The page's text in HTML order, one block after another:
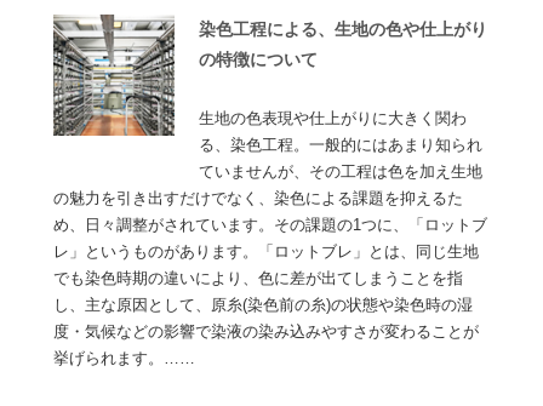
染色工程による、生地の色や仕上がり
の特徴について
生地の色表現や仕上がりに大きく関わ
る、染色工程。一般的にはあまり知られ
ていませんが、その工程は色を加え生地
の魅力を引き出すだけでなく、染色による課題を抑えるた
め、日々調整がされています。その課題の1つに、「ロットブ
レ」というものがあります。「ロットブレ」とは、同じ生地
でも染色時期の違いにより、色に差が出てしまうことを指
し、主な原因として、原糸(染色前の糸)の状態や染色時の湿
度・気候などの影響で染液の染み込みやすさが変わることが
挙げられます。……